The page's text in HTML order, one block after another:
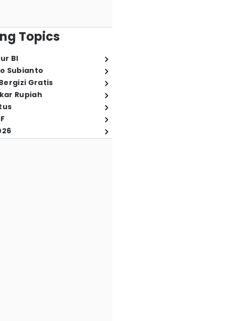
Topics
BI
Subianto
Gratis
Rupiah